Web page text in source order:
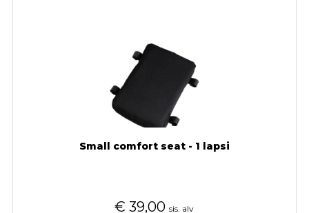
Small comfort seat - 1 lapsi
€ 39,00 sis. alv